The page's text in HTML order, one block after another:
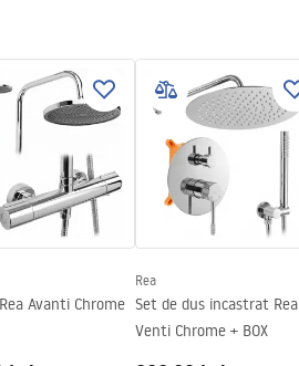
podea
Avanti Chrome
Rea
Set de dus incastrat Rea
Venti Chrome + BOX